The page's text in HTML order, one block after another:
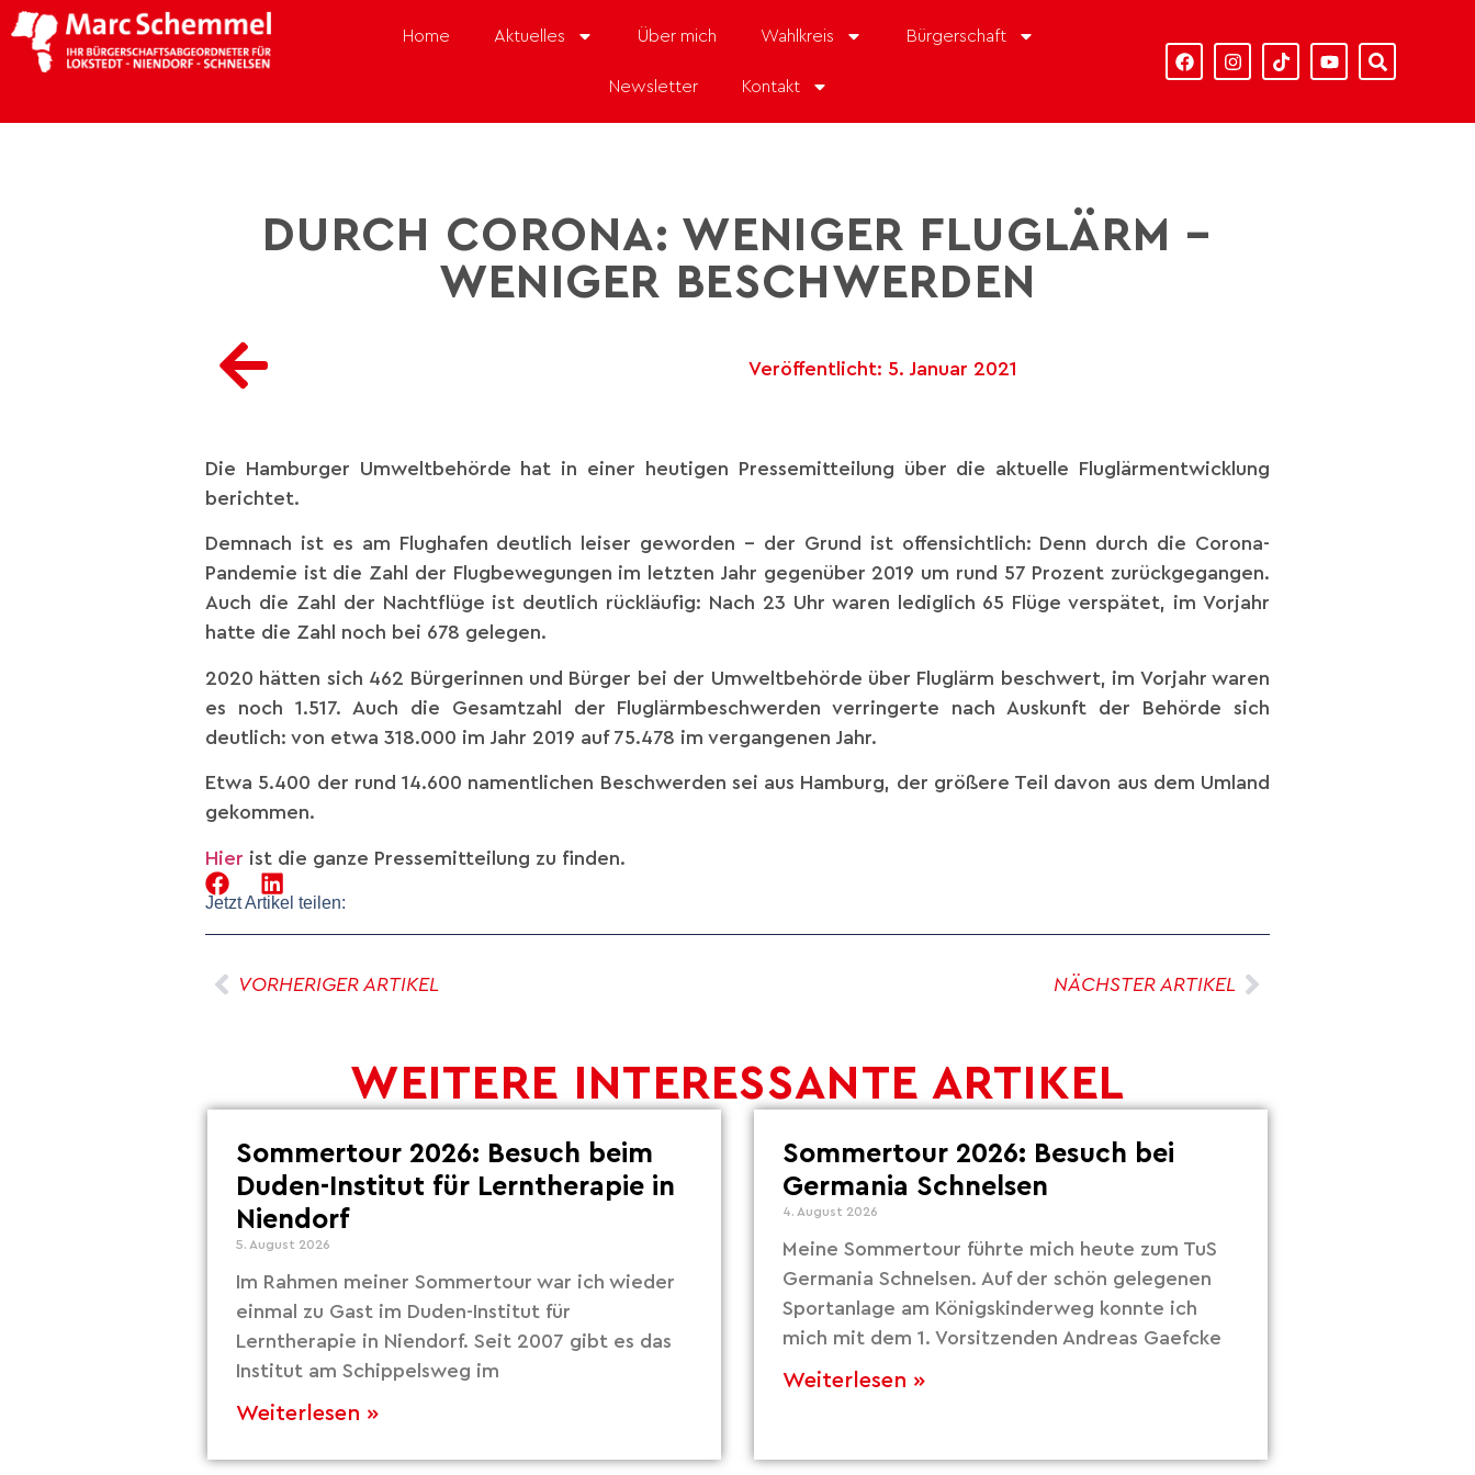
Home Aktuelles Über mich Wahlkreis Bürgerschaft
Newsletter Kontakt
DURCH CORONA: WENIGER FLUGLÄRM –
WENIGER BESCHWERDEN
Veröffentlicht: 5. Januar 2021
Die Hamburger Umweltbehörde hat in einer heutigen Pressemitteilung über die aktuelle Fluglärmentwicklung
berichtet.
Demnach ist es am Flughafen deutlich leiser geworden – der Grund ist offensichtlich: Denn durch die Corona-
Pandemie ist die Zahl der Flugbewegungen im letzten Jahr gegenüber 2019 um rund 57 Prozent zurückgegangen.
Auch die Zahl der Nachtflüge ist deutlich rückläufig: Nach 23 Uhr waren lediglich 65 Flüge verspätet, im Vorjahr
hatte die Zahl noch bei 678 gelegen.
2020 hätten sich 462 Bürgerinnen und Bürger bei der Umweltbehörde über Fluglärm beschwert, im Vorjahr waren
es noch 1.517. Auch die Gesamtzahl der Fluglärmbeschwerden verringerte nach Auskunft der Behörde sich
deutlich: von etwa 318.000 im Jahr 2019 auf 75.478 im vergangenen Jahr.
Etwa 5.400 der rund 14.600 namentlichen Beschwerden sei aus Hamburg, der größere Teil davon aus dem Umland
gekommen.
Hier ist die ganze Pressemitteilung zu finden.
Jetzt Artikel teilen:
VORHERIGER ARTIKEL NÄCHSTER ARTIKEL
WEITERE INTERESSANTE ARTIKEL
Sommertour 2026: Besuch beim
Duden-Institut für Lerntherapie in
Niendorf
5. August 2026
Im Rahmen meiner Sommertour war ich wieder
einmal zu Gast im Duden-Institut für
Lerntherapie in Niendorf. Seit 2007 gibt es das
Institut am Schippelsweg im
Weiterlesen »
Sommertour 2026: Besuch bei
Germania Schnelsen
4. August 2026
Meine Sommertour führte mich heute zum TuS
Germania Schnelsen. Auf der schön gelegenen
Sportanlage am Königskinderweg konnte ich
mich mit dem 1. Vorsitzenden Andreas Gaefcke
Weiterlesen »